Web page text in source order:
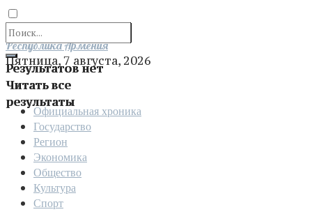
Результатов нет
Читать все
результаты
Отправить
Республика Армения
Пятница, 7 августа, 2026
Официальная хроника
Государство
Регион
Экономика
Общество
Культура
Спорт